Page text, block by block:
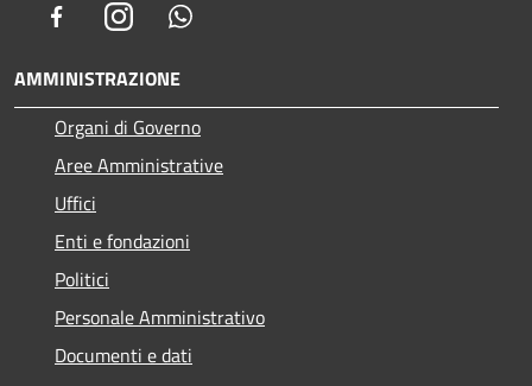
FacebookInstagram
AMMINISTRAZIONE
Organi di Governo
Aree Amministrative
Uffici
Enti e fondazioni
Politici
Personale Amministrativo
Documenti e dati